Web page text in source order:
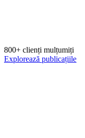
800+ clienți mulțumiți
Explorează publicațiile